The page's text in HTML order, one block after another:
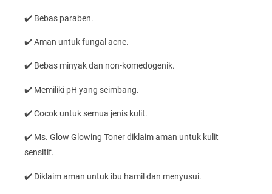
✔️ Bebas paraben.
✔️ Aman untuk fungal acne.
✔️ Bebas minyak dan non-komedogenik.
✔️ Memiliki pH yang seimbang.
✔️ Cocok untuk semua jenis kulit.
✔️ Ms. Glow Glowing Toner diklaim aman untuk kulit
sensitif.
✔️ Diklaim aman untuk ibu hamil dan menyusui.